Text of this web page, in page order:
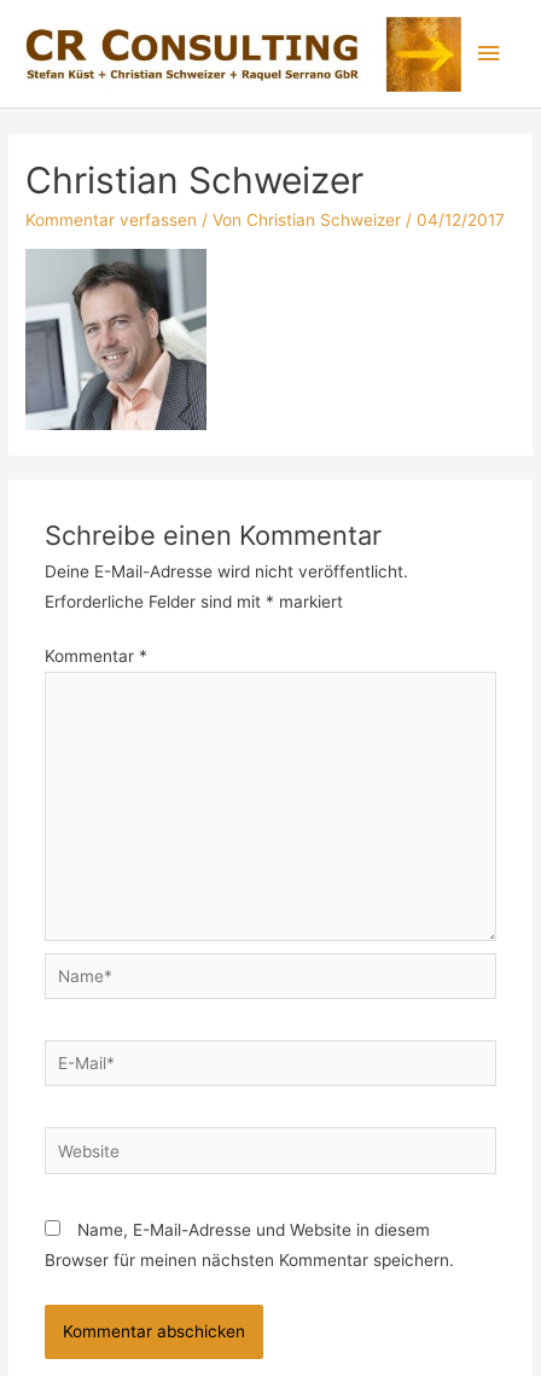
Christian Schweizer
Kommentar verfassen / VonChristian Schweizer /04/12/2017
Schreibe einen Kommentar
Deine E-Mail-Adresse wird nicht veröffentlicht.
Erforderliche Felder sind mit * markiert
Kommentar *
Name, E-Mail-Adresse und Website in diesem
Browser für meinen nächsten Kommentar speichern.